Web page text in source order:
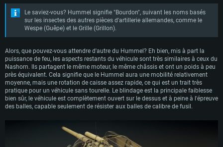
Le saviez-vous? Hummel signifie "Bourdon", suivant les noms basés
sur les insectes des autres pièces d'artillerie allemandes, comme le
Wespe (Guêpe) et le Grille (Grillon).
Alors, que pouvez-vous attendre d'autre du Hummel? Eh bien, mis à part la
puissance de feu, les aspects restants du véhicule sont très similaires à ceux du
Nashorn. Ils partagent le même moteur, le même châssis et ont un poids à peu
près équivalent. Cela signifie que le Hummel aura une mobilité relativement
moyenne, mais une rotation de caisse assez rapide, ce qui est un trait très
pratique pour un véhicule sans tourelle. Le blindage est la principale faiblesse
bien sûr, le véhicule est complètement ouvert sur le dessus et à peine à l'épreuve
des balles, capable seulement de résister aux balles de calibre de fusil.